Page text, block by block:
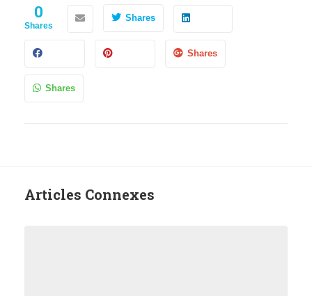
0
Shares
Shares
Shares
Shares
Articles Connexes